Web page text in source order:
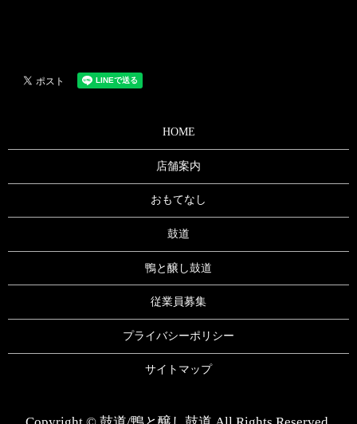
HOME
店舗案内
おもてなし
鼓道
鴨と醸し鼓道
従業員募集
プライバシーポリシー
サイトマップ